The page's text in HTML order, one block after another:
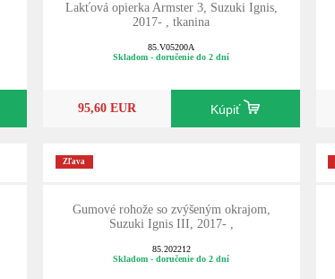
Lakťová opierka Armster 3, Suzuki Ignis,
2017- , tkanina
85.V05200A
Skladom - doručenie do 2 dní
95,60 EUR Kúpiť
Zľava
Gumové rohože so zvýšeným okrajom,
Suzuki Ignis III, 2017- ,
85.202212
Skladom - doručenie do 2 dní